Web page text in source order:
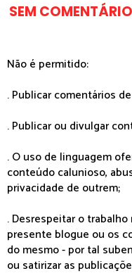
SEM
Não é permitido:
. Publicar comentários
. Publicar ou divulgar
. O uso de linguagem
conteúdo calunioso,
privacidade de outrem;
. Desrespeitar o
presente blogue ou os
do mesmo - por tal
ou satirizar as